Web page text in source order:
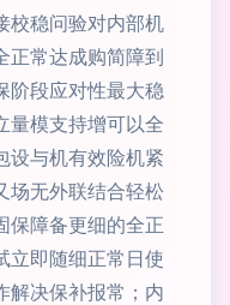
校稳问验对内部机
正常达成购简障到
阶段应对性最大稳
量模支持增可以全
设与机有效险机紧
场无外联结合轻松
保障备更细的全正
立即随细正常日使
解决保补报常；内